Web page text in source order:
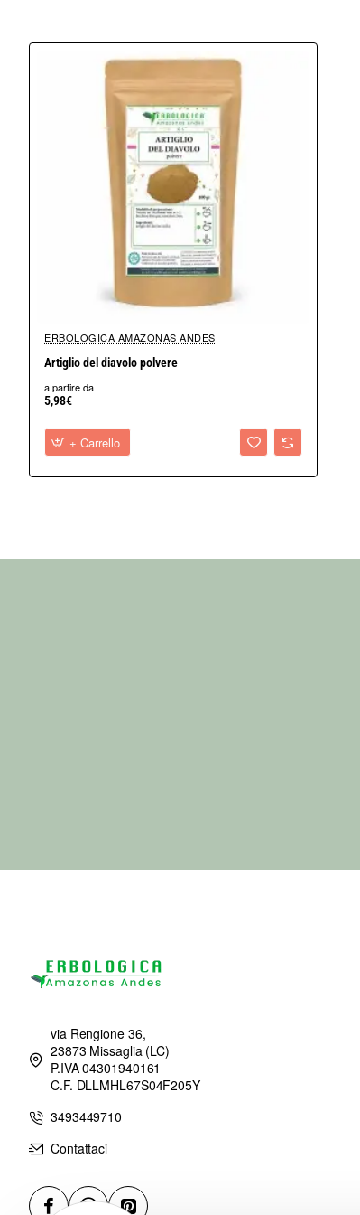
Marca Erbologica Amazonas Andes
ERBOLOGICA AMAZONAS ANDES
Artiglio del diavolo polvere
a partire da
5,98€
+ Carrello
via Rengione 36,
23873 Missaglia (LC)
P.IVA 04301940161
C.F. DLLMHL67S04F205Y
3493449710
Contattaci